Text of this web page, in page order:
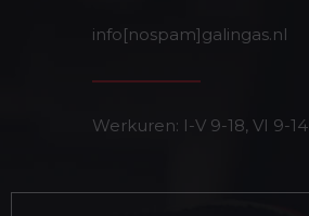
info[nospam]galingas.nl
Werkuren: I-V 9-18, VI 9-14